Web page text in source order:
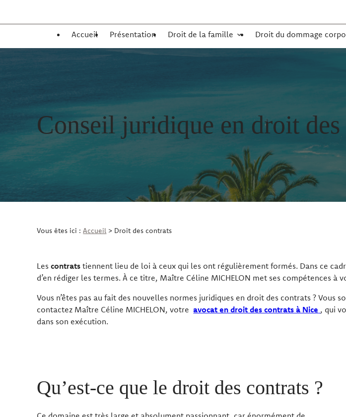
Accueil Présentation Droit de la famille Droit du dommage
Conseil juridique en droit
Vous êtes ici : Accueil > Droit des contrats
Lescontrats tiennent lieu de loi à ceux qui les ont régulièrement formés. Dans ce
d’en rédiger les termes. À ce titre, Maître Céline MICHELON met ses compétences
Vous n’êtes pas au fait des nouvelles normes juridiques en droit des contrats ?
contactez Maître Céline MICHELON, votreavocat en droit des contrats à Nice , qui
dans son exécution.
Qu’est-ce que le droit des contrats ?